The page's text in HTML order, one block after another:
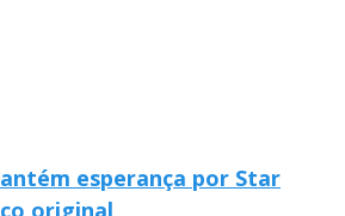
esperança por Star
original